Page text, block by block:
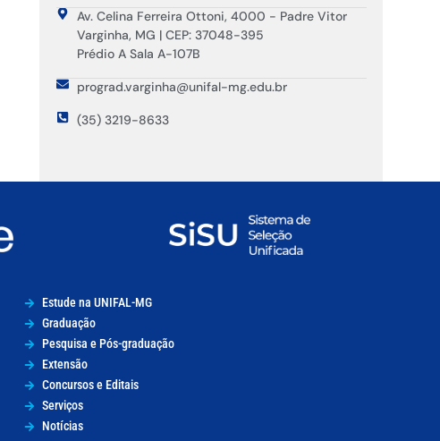
Av. Celina Ferreira Ottoni, 4000 - Padre Vitor
Varginha, MG | CEP: 37048-395
Prédio A Sala A-107B
prograd.varginha@unifal-mg.edu.br
(35) 3219-8633
Estude na UNIFAL-MG
Graduação
Pesquisa e Pós-graduação
Extensão
Concursos e Editais
Serviços
Notícias